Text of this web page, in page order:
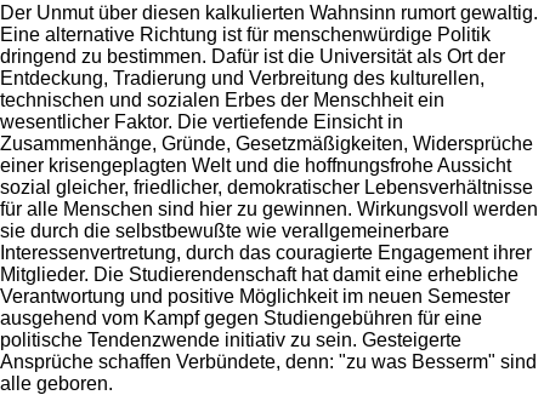
Der Unmut über diesen kalkulierten Wahnsinn rumort gewaltig.
Eine alternative Richtung ist für menschenwürdige Politik
dringend zu bestimmen. Dafür ist die Universität als Ort der
Entdeckung, Tradierung und Verbreitung des kulturellen,
technischen und sozialen Erbes der Menschheit ein
wesentlicher Faktor. Die vertiefende Einsicht in
Zusammenhänge, Gründe, Gesetzmäßigkeiten, Widersprüche
einer krisengeplagten Welt und die hoffnungsfrohe Aussicht
sozial gleicher, friedlicher, demokratischer Lebensverhältnisse
für alle Menschen sind hier zu gewinnen. Wirkungsvoll werden
sie durch die selbstbewußte wie verallgemeinerbare
Interessenvertretung, durch das couragierte Engagement ihrer
Mitglieder. Die Studierendenschaft hat damit eine erhebliche
Verantwortung und positive Möglichkeit im neuen Semester
ausgehend vom Kampf gegen Studiengebühren für eine
politische Tendenzwende initiativ zu sein. Gesteigerte
Ansprüche schaffen Verbündete, denn: "zu was Besserm" sind
alle geboren.